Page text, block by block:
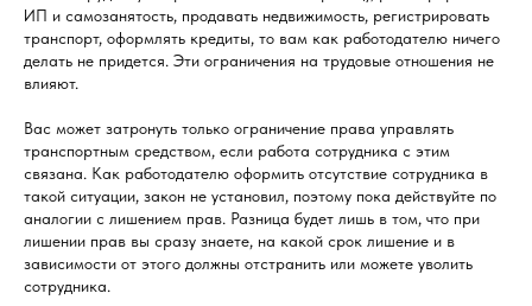
ИП и самозанятость, продавать недвижимость, регистрировать
транспорт, оформлять кредиты, то вам как работодателю ничего
делать не придется. Эти ограничения на трудовые отношения не
влияют.
Вас может затронуть только ограничение права управлять
транспортным средством, если работа сотрудника с этим
связана. Как работодателю оформить отсутствие сотрудника в
такой ситуации, закон не установил, поэтому пока действуйте по
аналогии с лишением прав. Разница будет лишь в том, что при
лишении прав вы сразу знаете, на какой срок лишение и в
зависимости от этого должны отстранить или можете уволить
сотрудника.